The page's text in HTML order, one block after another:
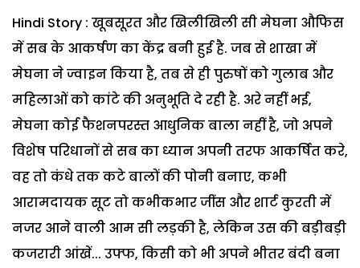
Hindi Story : खूबसूरत और खिलीखिली सी मेघना औफिस
में सब के आकर्षण का केंद्र बनी हुई है. जब से शाखा में
मेघना ने ज्वाइन किया है, तब से ही पुरुषों को गुलाब और
महिलाओं को कांटे की अनुभूति दे रही है. अरे नहीं भई,
मेघना कोई फैशनपरस्त आधुनिक बाला नहीं है, जो अपने
विशेष परिधानों से सब का ध्यान अपनी तरफ आकर्षित करे,
वह तो कंधे तक कटे बालों की पोनी बनाए, कभी
आरामदायक सूट तो कभीकभार जींस और शार्ट कुरती में
नजर आने वाली आम सी लड़की है, लेकिन उस की बड़ीबड़ी
कजरारी आंखें... उफ्फ, किसी को भी अपने भीतर बंदी बना